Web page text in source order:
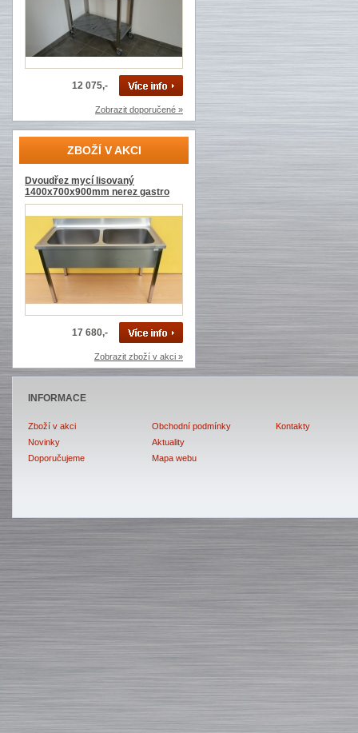
12 075,-
Zobrazit doporučené »
ZBOŽÍ V AKCI
Dvoudřez mycí lisovaný
1400x700x900mm nerez gastro
17 680,-
Zobrazit zboží v akci »
INFORMACE
Zboží v akci
Novinky
Doporučujeme
Obchodní podmínky
Aktuality
Mapa webu
Kontakty